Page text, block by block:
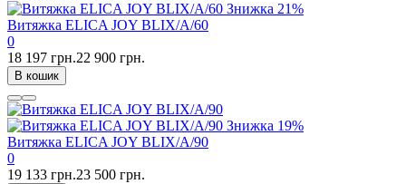
Знижка 21%
Витяжка ELICA JOY BLIX/A/60
0
18 197 грн.22 900 грн.
В кошик
Знижка 19%
Витяжка ELICA JOY BLIX/A/90
0
19 133 грн.23 500 грн.